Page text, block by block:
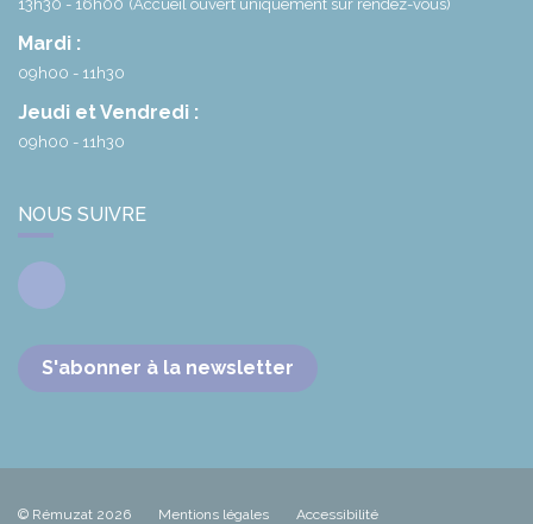
13h30 - 16h00 (Accueil ouvert uniquement sur rendez-vous)
Mardi :
09h00 - 11h30
Jeudi et Vendredi :
09h00 - 11h30
NOUS SUIVRE
Facebook
S'abonner à la newsletter
© Rémuzat 2026 Mentions légales Accessibilité